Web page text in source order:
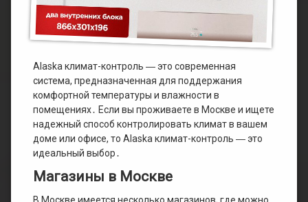
Alaska климат-контроль ― это современная
система, предназначенная для поддержания
комфортной температуры и влажности в
помещениях․ Если вы проживаете в Москве и ищете
надежный способ контролировать климат в вашем
доме или офисе, то Alaska климат-контроль ― это
идеальный выбор․
Магазины в Москве